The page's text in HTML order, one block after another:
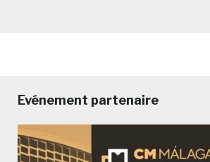
Evénement partenaire